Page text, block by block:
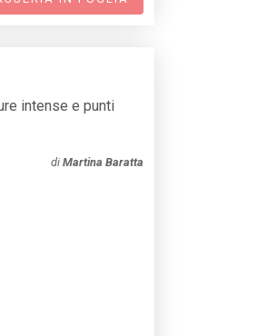
intense e punti
di Martina Baratta